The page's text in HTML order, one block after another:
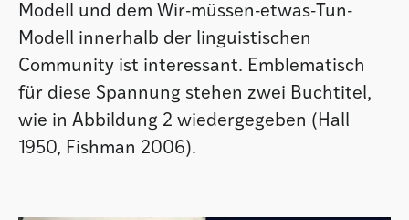
Modell und dem Wir-müssen-etwas-Tun-
Modell innerhalb der linguistischen
Community ist interessant. Emblematisch
für diese Spannung stehen zwei Buchtitel,
wie in Abbildung 2 wiedergegeben (Hall
1950, Fishman 2006).